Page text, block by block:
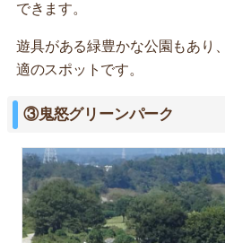
できます。
遊具がある緑豊かな公園もあり
適のスポットです。
③鬼怒グリーンパーク